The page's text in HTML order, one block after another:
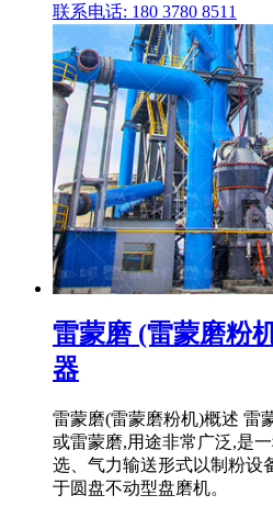
联系电话: 180 3780 8511
雷蒙磨 (雷蒙磨粉
器
雷蒙磨(雷蒙磨粉机)概述 雷
或雷蒙磨,用途非常广泛,是
选、气力输送形式以制粉设
于圆盘不动型盘磨机。